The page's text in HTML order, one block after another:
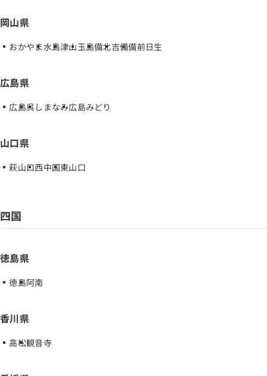
岡山県
おかやま水島津山玉島備北吉備備前日生
広島県
広島呉しまなみ広島みどり
山口県
萩山口西中国東山口
四国
徳島県
徳島阿南
香川県
高松観音寺